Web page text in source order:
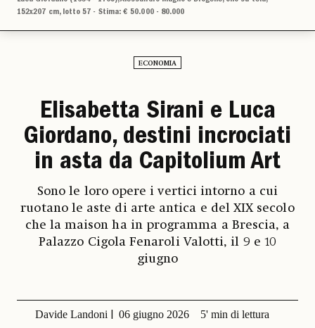
152x207 cm, lotto 57 - Stima: € 50.000 - 80.000
ECONOMIA
Elisabetta Sirani e Luca
Giordano, destini incrociati
in asta da Capitolium Art
Sono le loro opere i vertici intorno a cui
ruotano le aste di arte antica e del XIX secolo
che la maison ha in programma a Brescia, a
Palazzo Cigola Fenaroli Valotti, il 9 e 10
giugno
Davide Landoni 06 giugno 2026 5' min di lettura